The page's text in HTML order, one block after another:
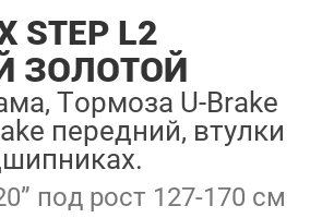
STEP L2
ЗОЛОТОЙ
Тормоза U-Brake
передний, втулки
под рост 127-170 см